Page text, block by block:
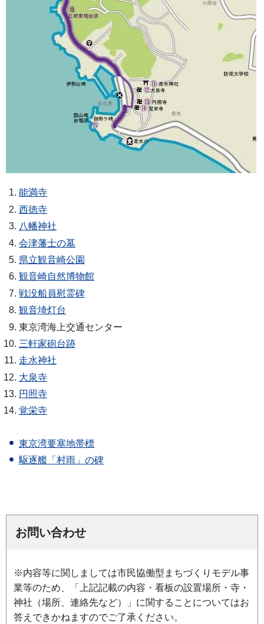
能満寺
西徳寺
八幡神社
会津藩士の墓
県立観音崎公園
観音崎自然博物館
戦没船員慰霊碑
観音埼灯台
東京湾海上交通センター
三軒家砲台跡
走水神社
大泉寺
円照寺
覚栄寺
東京湾要塞地帯標
駆逐艦「村雨」の碑
お問い合わせ
※内容等に関しましては市民協働型まちづくりモデル事
業等のため、「上記記載の内容・看板の設置場所・寺・
神社（場所、連絡先など）」に関することについてはお
答えできかねますのでご了承ください。